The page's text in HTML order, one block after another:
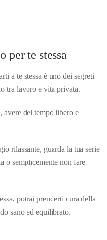
te stessa
a te stessa è uno dei segreti
tra lavoro e vita privata.
avere del tempo libero e
rilassante, guarda la tua serie
o semplicemente non fare
potrai prenderti cura della
sano ed equilibrato.